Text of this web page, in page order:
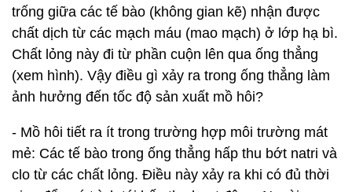
trống giữa các tế bào (không gian kẽ) nhận được
chất dịch từ các mạch máu (mao mạch) ở lớp hạ bì.
Chất lỏng này đi từ phần cuộn lên qua ống thẳng
(xem hình). Vậy điều gì xảy ra trong ống thẳng làm
ảnh hưởng đến tốc độ sản xuất mồ hôi?
- Mồ hôi tiết ra ít trong trường hợp môi trường mát
mẻ: Các tế bào trong ống thẳng hấp thu bớt natri và
clo từ các chất lỏng. Điều này xảy ra khi có đủ thời